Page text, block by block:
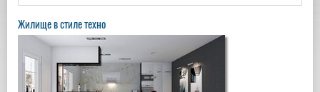
Жилище в стиле техно